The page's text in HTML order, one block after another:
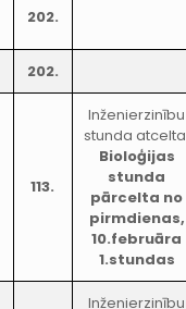
202.
202.
113.
Inženierzinību
stunda
Bioloģijas
stunda
pārcelta no
pirmdienas,
10.februāra
1.stundas
Inženierzinību